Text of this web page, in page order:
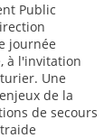
Public
journée
à l'invitation
Une
de la
de secours